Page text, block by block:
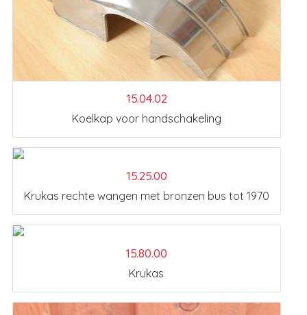
15.04.02
Koelkap voor handschakeling
15.25.00
Krukas rechte wangen met bronzen bus tot 1970
15.80.00
Krukas